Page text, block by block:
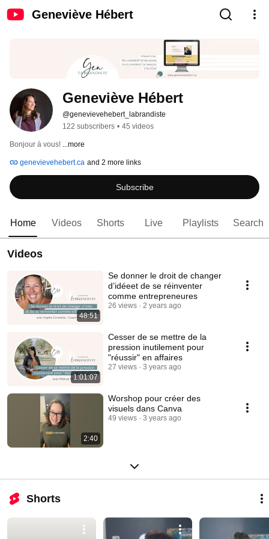
Geneviève Hébert
Geneviève Hébert
@genevievehebert_labrandiste
122 subscribers • 45 videos
Bonjour à vous! ...more
genevievehebert.ca and 2 more links
Subscribe
Home Videos Shorts Live Playlists Search
Videos
48:51
Se donner le droit de changer
d’idéeet de se réinventer
comme entrepreneures
26 views 2 years ago
1:01:07
Cesser de se mettre de la
pression inutilement pour
"réussir" en affaires
27 views 3 years ago
2:40
Worshop pour créer des
visuels dans Canva
49 views 3 years ago
Shorts